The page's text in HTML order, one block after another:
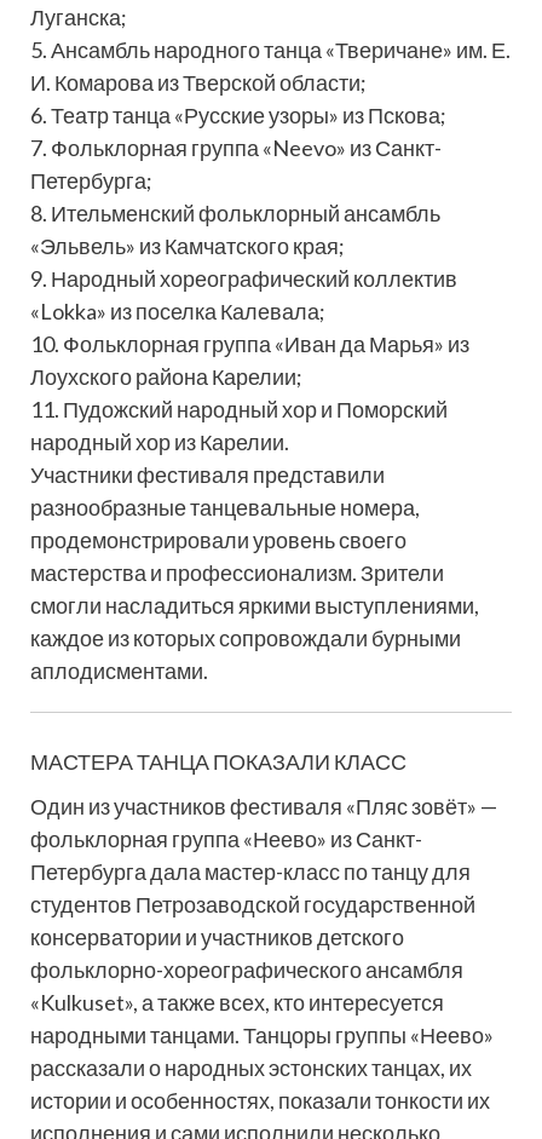
Луганска;
5. Ансамбль народного танца «Тверичане» им. Е.
И. Комарова из Тверской области;
6. Театр танца «Русские узоры» из Пскова;
7. Фольклорная группа «Neevo» из Санкт-
Петербурга;
8. Ительменский фольклорный ансамбль
«Эльвель» из Камчатского края;
9. Народный хореографический коллектив
«Lokka» из поселка Калевала;
10. Фольклорная группа «Иван да Марья» из
Лоухского района Карелии;
11. Пудожский народный хор и Поморский
народный хор из Карелии.
Участники фестиваля представили
разнообразные танцевальные номера,
продемонстрировали уровень своего
мастерства и профессионализм. Зрители
смогли насладиться яркими выступлениями,
каждое из которых сопровождали бурными
аплодисментами.
МАСТЕРА ТАНЦА ПОКАЗАЛИ КЛАСС
Один из участников фестиваля «Пляс зовёт» —
фольклорная группа «Неево» из Санкт-
Петербурга дала мастер-класс по танцу для
студентов Петрозаводской государственной
консерватории и участников детского
фольклорно-хореографического ансамбля
«Kulkuset», а также всех, кто интересуется
народными танцами. Танцоры группы «Неево»
рассказали о народных эстонских танцах, их
истории и особенностях, показали тонкости их
исполнения и сами исполнили несколько